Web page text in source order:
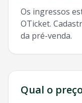
Os ingressos
OTicket.
da pré-venda.
Qual o